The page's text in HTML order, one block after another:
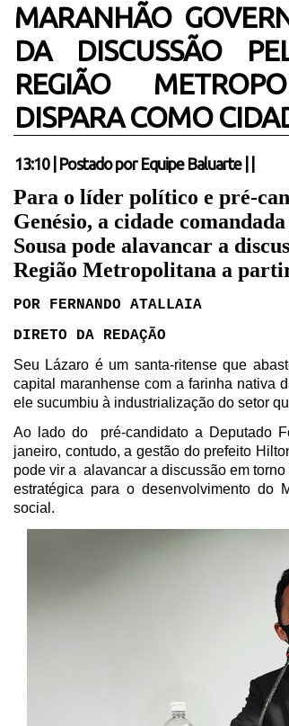
MARANHÃO
DA DISCUSSÃO
REGIÃO
DISPARA COMO
13:10| Postado por Equipe Baluarte
Para o líder político e pré-
Genésio, a cidade
Sousa pode alavancar a
Região Metropolitana a
POR FERNANDO ATALLAIA
DIRETO DA REDAÇÃO
Seu Lázaro é um santa-ritense que
capital maranhense com a farinha nativa
ele sucumbiu à industrialização do setor
Ao lado do
pré-candidato a Deputado
janeiro, contudo, a gestão do prefeito
pode vir a alavancar a discussão em
estratégica para o desenvolvimento do
social.